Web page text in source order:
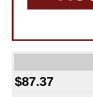
$87.37